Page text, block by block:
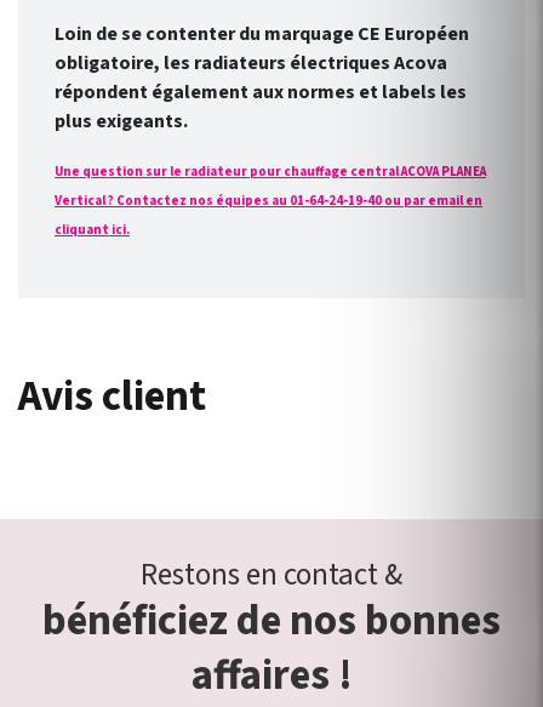
Loin de se contenter du marquage CE Européen
obligatoire, les radiateurs électriques Acova
répondent également aux normes et labels les
plus exigeants.
Une question sur le radiateur pour chauffage central ACOVA PLANEA
Vertical ? Contactez nos équipes au 01-64-24-19-40 ou par email en
cliquant ici.
Avis client
Restons en contact &
bénéficiez de nos bonnes
affaires !